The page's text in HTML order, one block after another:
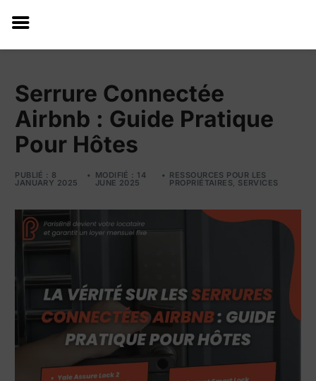
Serrure Connectée
Airbnb : Guide Pratique
Pour Hôtes
PUBLIÉ : 8
JANUARY 2025
MODIFIÉ : 14
JUNE 2025
RESSOURCES POUR LES
PROPRIÉTAIRES, SERVICES